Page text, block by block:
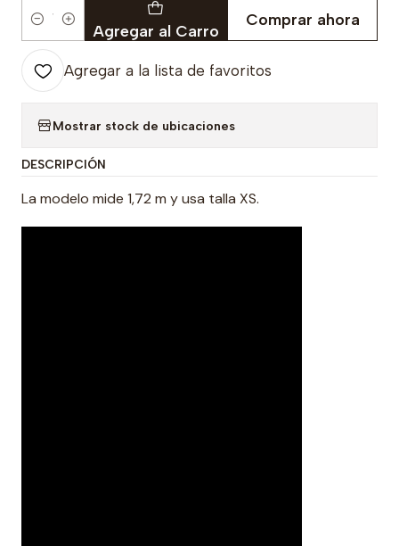
Cantidad Agregar al Carro
Comprar ahora
Agregar a la lista de favoritos
Mostrar stock de ubicaciones
DESCRIPCIÓN
La modelo mide 1,72 m y usa talla XS.